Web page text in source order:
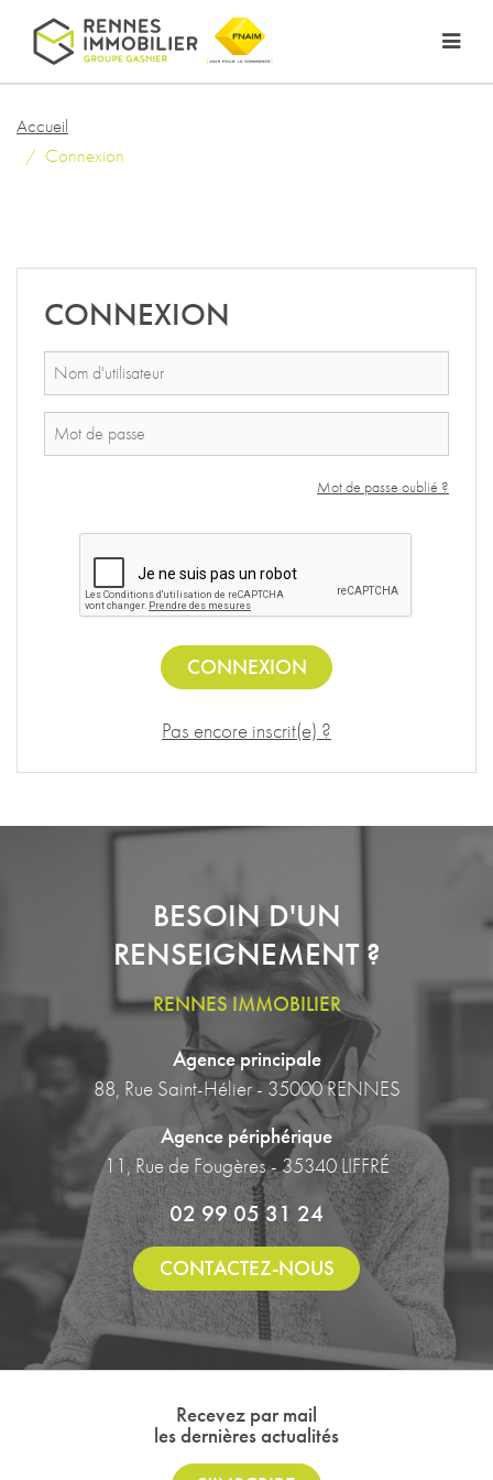
Accueil
Connexion
CONNEXION
Mot de passe oublié ?
CONNEXION
Pas encore inscrit(e) ?
BESOIN D'UN
RENSEIGNEMENT ?
RENNES IMMOBILIER
Agence principale
88, Rue Saint-Hélier - 35000 RENNES
Agence périphérique
11, Rue de Fougères - 35340 LIFFRÉ
02 99 05 31 24
CONTACTEZ-NOUS
Recevez par mail
les dernières actualités